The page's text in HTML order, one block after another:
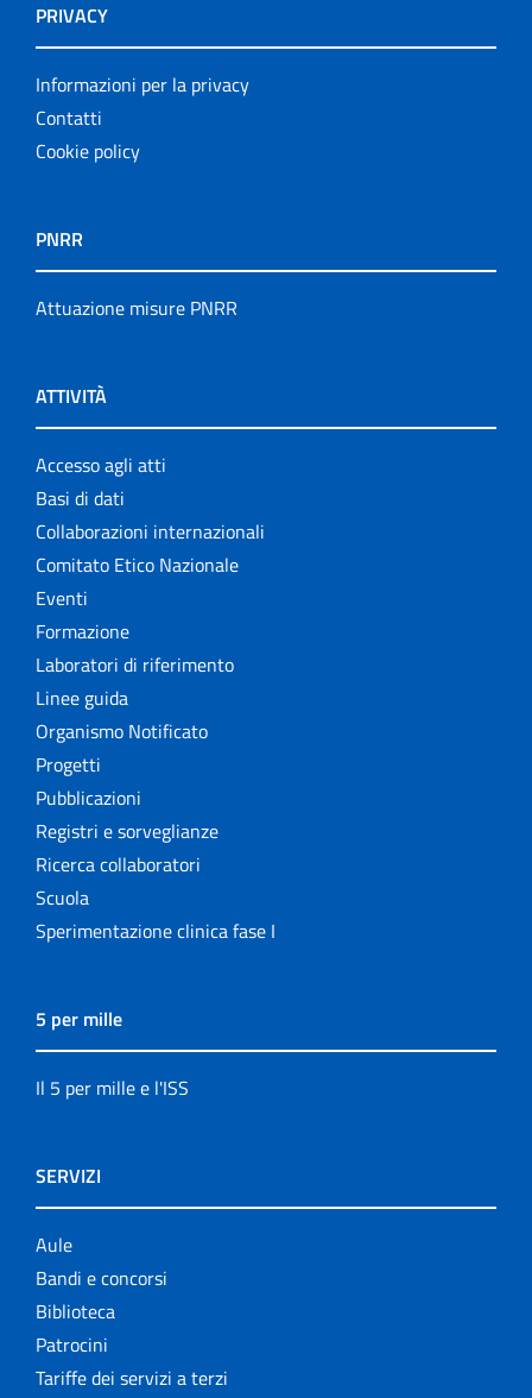
PRIVACY
Informazioni per la privacy
Contatti
Cookie policy
PNRR
Attuazione misure PNRR
ATTIVITÀ
Accesso agli atti
Basi di dati
Collaborazioni internazionali
Comitato Etico Nazionale
Eventi
Formazione
Laboratori di riferimento
Linee guida
Organismo Notificato
Progetti
Pubblicazioni
Registri e sorveglianze
Ricerca collaboratori
Scuola
Sperimentazione clinica fase I
5 per mille
Il 5 per mille e l'ISS
SERVIZI
Aule
Bandi e concorsi
Biblioteca
Patrocini
Tariffe dei servizi a terzi